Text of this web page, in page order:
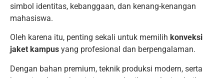
simbol identitas, kebanggaan, dan kenang-kenangan
mahasiswa.
Oleh karena itu, penting sekali untuk memilih konveksi
jaket kampus yang profesional dan berpengalaman.
Dengan bahan premium, teknik produksi modern, serta